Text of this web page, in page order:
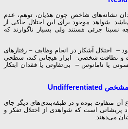
نشانه‌های شاخص چون هذیان، توهم، عدم
شواهد موجود برای این اختلال حاکی از
جزئی هستند ولی بسیار ناگوارند که
– اختلال آشکار در انجام وظایف – رفتارهای
و نظافت شخصی- ابراز هیجانی کند، سطحی
یا نامانوس – بی‌تفاوتی یا فقدان ابتکار
آن متفاوت بوده و در طبقه‌بندی‌های دیگر جای
پریشانی است که شواهدی از اختلال تفکر و
می‌دهند.